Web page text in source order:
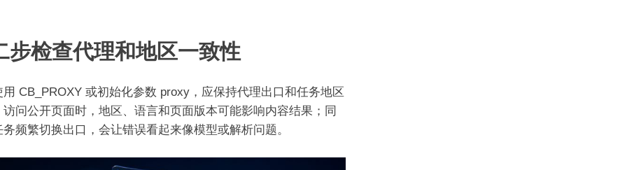
步检查代理和地区一致性
用 CB_PROXY 或初始化参数 proxy，应保持代理出口和任务地区
访问公开页面时，地区、语言和页面版本可能影响内容结果；同
频繁切换出口，会让错误看起来像模型或解析问题。